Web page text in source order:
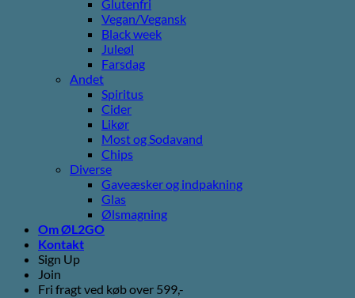
Glutenfri
Vegan/Vegansk
Black week
Juleøl
Farsdag
Andet
Spiritus
Cider
Likør
Most og Sodavand
Chips
Diverse
Gaveæsker og indpakning
Glas
Ølsmagning
Om ØL2GO
Kontakt
Sign Up
Join
Fri fragt ved køb over 599,-